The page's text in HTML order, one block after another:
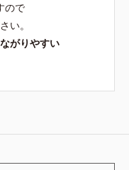
ので
い。
がりやすい